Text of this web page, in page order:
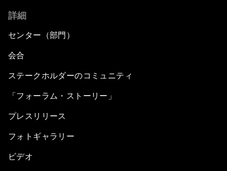
詳細
センター（部門）
会合
ステークホルダーのコミュニティ
「フォーラム・ストーリー」
プレスリリース
フォトギャラリー
ビデオ